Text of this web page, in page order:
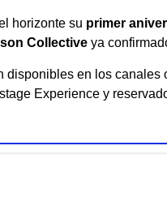
horizonte su primer
Collective ya
disponibles en los canales
Experience y